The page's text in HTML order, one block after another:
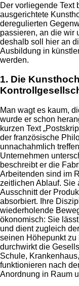
Der vorliegende Text
ausgerichtete
deregulierten
passieren, an die wir
deshalb soll hier an
Ausbildung in
werden.
1. Die
Man wagt es kaum,
wurde er schon
kurzen Text
der französische
unnachahmlich
Unternehmen
beschreibt er die
Arbeitenden sind im
zeitlichen Ablauf. Sie
Ausschnitt der
absorbiert. Ihre
wiederholende
ökonomisch: Sie
und dient zugleich
seinen Höhepunkt zu
durchwirkt die
Schule,
funktionieren nach
Anordnung in Raum